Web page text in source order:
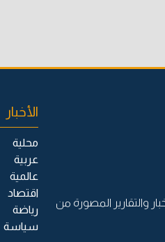
والتقارير المصورة من
الأخبار
محلية
عربية
عالمية
اقتصاد
رياضة
سياسة